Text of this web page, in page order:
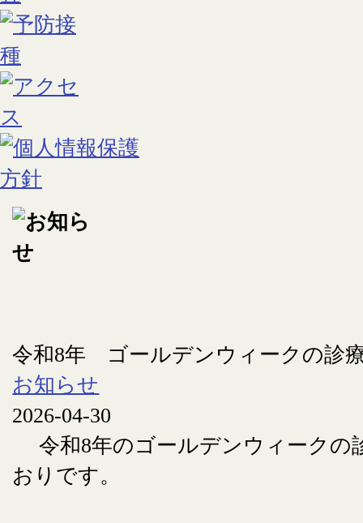
令和8年 ゴールデンウィークの診
お知らせ
2026-04-30
令和8年のゴールデンウィークの
おりです。